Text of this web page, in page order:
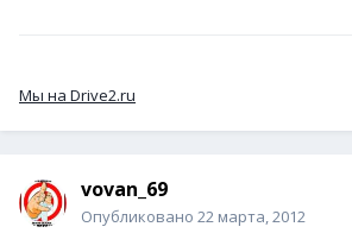
Мы на Drive2.ru
vovan_69
Опубликовано 22 марта, 2012